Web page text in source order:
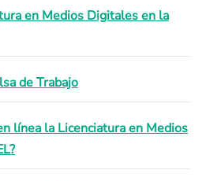
en Medios Digitales en la
de Trabajo
línea la Licenciatura en Medios